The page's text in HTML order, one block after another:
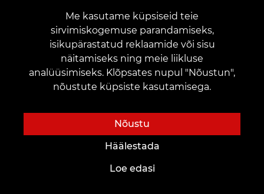
Võtke meiega ühendust: customers@vean-tattoo.ee
Me kasutame küpsiseid teie
sirvimiskogemuse parandamiseks,
isikupärastatud reklaamide või sisu
näitamiseks ning meie liikluse
analüüsimiseks. Klõpsates nupul "Nõustun",
nõustute küpsiste kasutamisega.
Nõustu
Häälestada
Loe edasi